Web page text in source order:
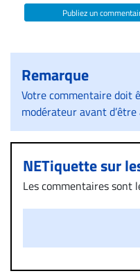
Publiez un
Remarque
Votre commentaire doit
modérateur avant
NETiquette sur
Les commentaires sont
diffamatoire. Si malgré
un commentaire publié
immédiatement